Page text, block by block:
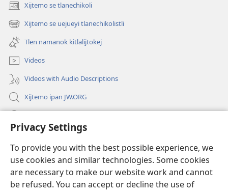
Privacy Settings
To provide you with the best possible experience, we
use cookies and similar technologies. Some cookies
are necessary to make our website work and cannot
be refused. You can accept or decline the use of
Xijtemo se tlanechikoli
(opens
new
window)
Xijtemo se uejueyi tlanechikolistli
(opens
new
window)
Tlen namanok kitlalijtokej
Videos
Videos with Audio Descriptions
Xijtemo ipan JW.ORG
(opens
window)AMATLAJKUILOLI IPAN INTERNET Watchtower™
(opens
new
®